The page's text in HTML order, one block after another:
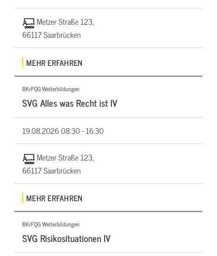
Metzer Straße 123,
66117 Saarbrücken
MEHR ERFAHREN
BKrFQG Weiterbildungen
SVG Alles was Recht ist IV
19.08.202608:30 - 16:30
Metzer Straße 123,
66117 Saarbrücken
MEHR ERFAHREN
BKrFQG Weiterbildungen
SVG Risikosituationen IV